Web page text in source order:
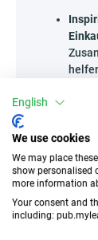
English
We use cookies
We may place
show personalised
more information
Your consent and
including: